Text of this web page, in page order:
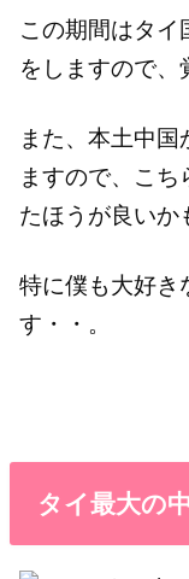
この期間はタイ
をしますので、
また、本土中国
ますので、こ
たほうが良いか
特に僕も大好き
す・・。
タイ最大の